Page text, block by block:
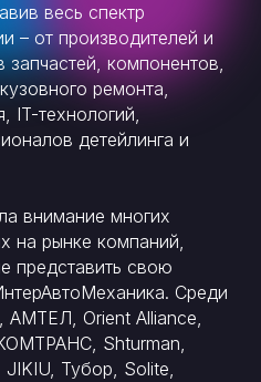
весь спектр
– от производителей и
компонентов,
ремонта,
IT-технологий,
детейлинга и
внимание многих
на рынке компаний,
представить свою
Среди
Orient Alliance,
Shturman,
JIKIU, Тубор, Solite,